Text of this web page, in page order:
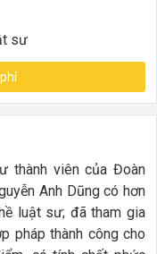
sư
thành viên của Đoàn
Anh Dũng có hơn
luật sư; đã tham gia
pháp thành công cho